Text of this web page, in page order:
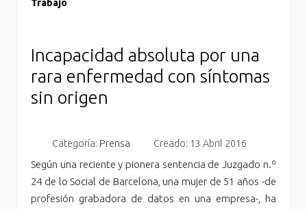
Trabajo
Incapacidad absoluta por una
rara enfermedad con síntomas
sin origen
Categoría: Prensa Creado: 13 Abril 2016
Según una reciente y pionera sentencia de Juzgado n.º
24 de lo Social de Barcelona, una mujer de 51 años -de
profesión grabadora de datos en una empresa-, ha